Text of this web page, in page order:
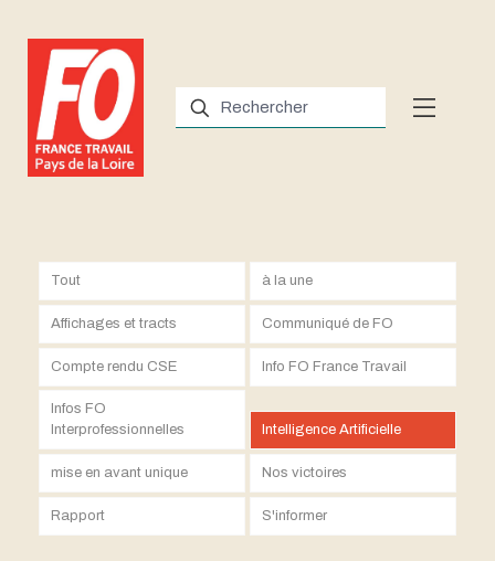
Tout à la une
Affichages et tracts Communiqué de FO
Compte rendu CSE Info FO France Travail
Infos FO
Interprofessionnelles
Intelligence Artificielle
mise en avant unique Nos victoires
Rapport S'informer